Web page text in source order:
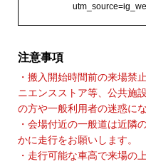
注意事項
・搬入開始時間前の来場禁
ニエンスストア等、公共施
の方や一般利用者の迷惑に
・会場付近の一般道は近隣
かに走行をお願いします。
・走行可能な車高で来場の